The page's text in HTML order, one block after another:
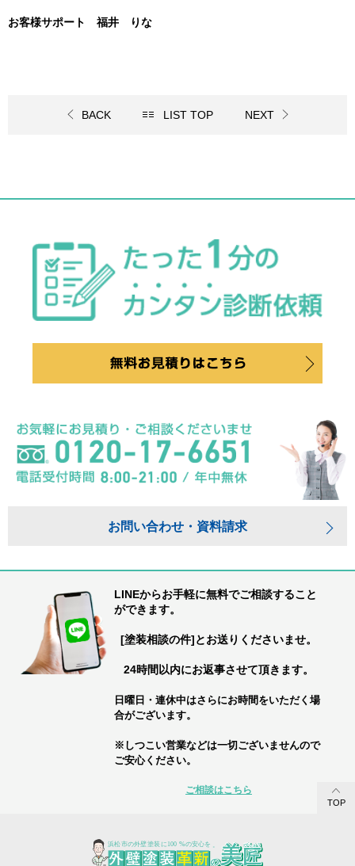
お客様サポート 福井 りな
BACK LIST TOP NEXT
お問い合わせ・資料請求
LINEからお手軽に無料でご相談すること
ができます。
[塗装相談の件]とお送りくださいませ。
24時間以内にお返事させて頂きます。
日曜日・連休中はさらにお時間をいただく場
合がございます。
※しつこい営業などは一切ございませんので
ご安心ください。
ご相談はこちら
TOP